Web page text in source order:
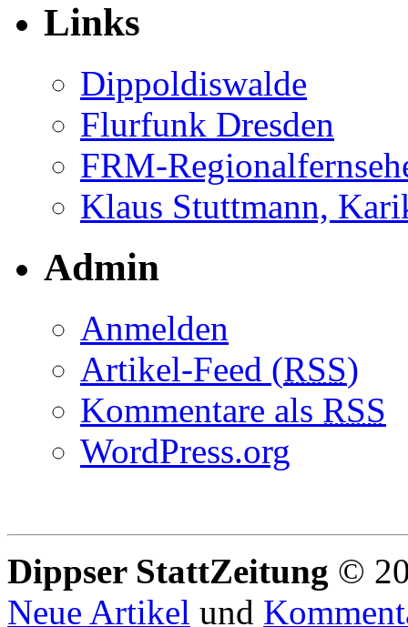
Links
Dippoldiswalde
Flurfunk Dresden
FRM-
Klaus Stuttmann,
Admin
Anmelden
Artikel-Feed (RSS)
Kommentare als RSS
WordPress.org
Dippser StattZeitung ©
Neue Artikel und